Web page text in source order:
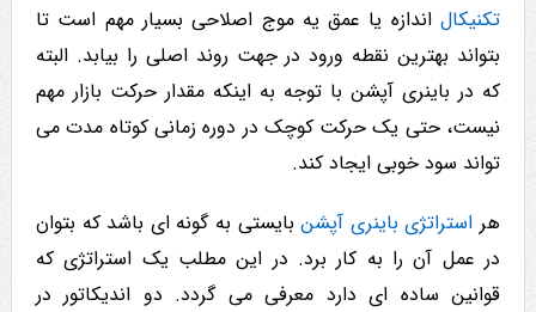
تکنیکالاندازه یا عمق یه موج اصلاحی بسیار مهم است تا
بتواند بهترین نقطه ورود در جهت روند اصلی را بیابد. البته
که در باینری آپشن با توجه به اینکه مقدار حرکت بازار مهم
نیست، حتی یک حرکت کوچک در دوره زمانی کوتاه مدت می
تواند سود خوبی ایجاد کند.
هر استراتژی باینری آپشنبایستی به گونه ای باشد که بتوان
در عمل آن را به کار برد. در این مطلب یک استراتژی که
قوانین ساده ای دارد معرفی می گردد. دو اندیکاتور در